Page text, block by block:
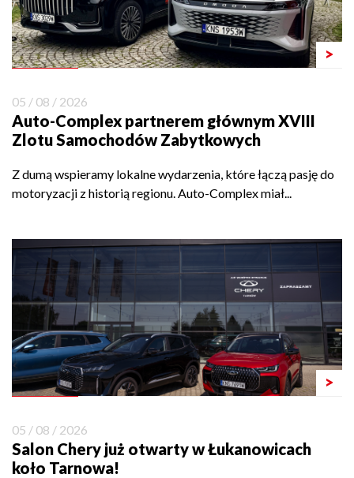
>
05 / 08 / 2026
Auto-Complex partnerem głównym XVIII
Zlotu Samochodów Zabytkowych
Z dumą wspieramy lokalne wydarzenia, które łączą pasję do
motoryzacji z historią regionu. Auto-Complex miał...
>
05 / 08 / 2026
Salon Chery już otwarty w Łukanowicach
koło Tarnowa!